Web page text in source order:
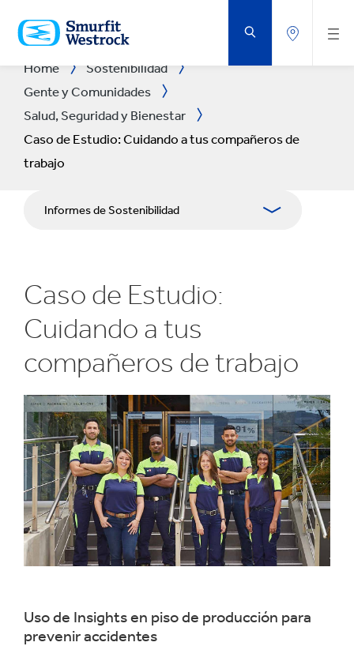
AL
CONTENIDO
PRINCIPAL
Home
Sostenibilidad
Gente y Comunidades
Salud, Seguridad y Bienestar
Caso de Estudio: Cuidando a tus compañeros de
trabajo
Informes de Sostenibilidad
Planeta
Gente
Negocio de Impacto
Centro de Descargas
Caso de Estudio:
Cuidando a tus
compañeros de trabajo
Uso de Insights en piso de producción para
prevenir accidentes